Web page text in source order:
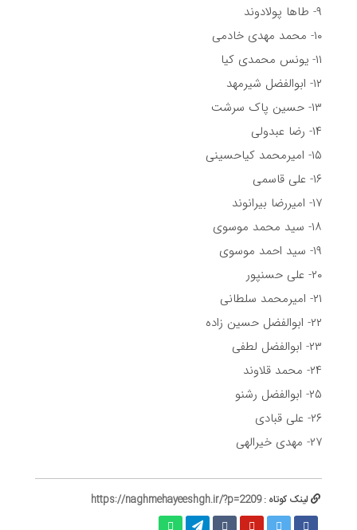
۹- طاها پولادوند
۱۰- محمد مهدی خادمی
۱۱- یونس محمدی کیا
۱۲- ابوالفضل شیرمهد
۱۳- حسین پاک سرشت
۱۴- رضا عبدولی
۱۵- امیرمحمد کیاحسینی
۱۶- علی قاسمی
۱۷- امیررضا بیرانوند
۱۸- سید محمد موسوی
۱۹- سید احمد موسوی
۲۰- علی حسنپور
۲۱- امیرمحمد سلطانی
۲۲- ابوالفضل حسین زاده
۲۳- ابوالفضل لطفی
۲۴- محمد قلاوند
۲۵- ابوالفضل رشنو
۲۶- علی قبادی
۲۷- مهدی خیرالهی
لینک کوتاه :https://naghmehayeeshgh.ir/?p=2209